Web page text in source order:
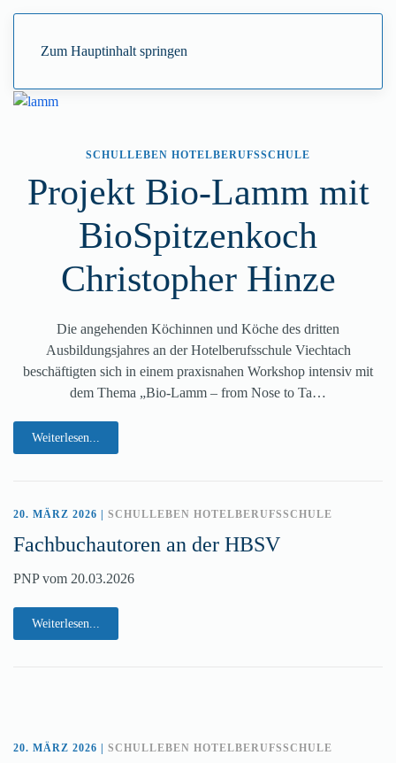
Zum Hauptinhalt springen
SCHULLEBEN HOTELBERUFSSCHULE
Projekt Bio-Lamm mit
BioSpitzenkoch
Christopher Hinze
Die angehenden Köchinnen und Köche des dritten
Ausbildungsjahres an der Hotelberufsschule Viechtach
beschäftigten sich in einem praxisnahen Workshop intensiv mit
dem Thema „Bio-Lamm – from Nose to Ta…
Weiterlesen...
20. MÄRZ 2026 SCHULLEBEN HOTELBERUFSSCHULE
Fachbuchautoren an der HBSV
PNP vom 20.03.2026
Weiterlesen...
20. MÄRZ 2026 SCHULLEBEN HOTELBERUFSSCHULE